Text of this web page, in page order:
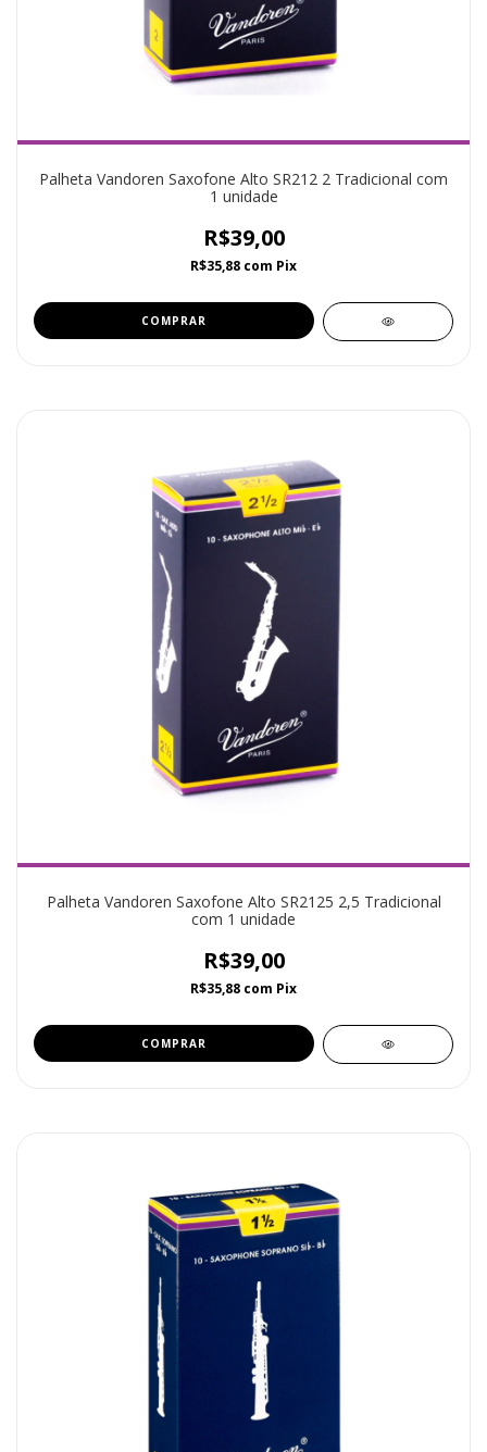
Palheta Vandoren Saxofone Alto SR212 2 Tradicional com
1 unidade
R$39,00
R$35,88 com Pix
Palheta Vandoren Saxofone Alto SR2125 2,5 Tradicional
com 1 unidade
R$39,00
R$35,88 com Pix